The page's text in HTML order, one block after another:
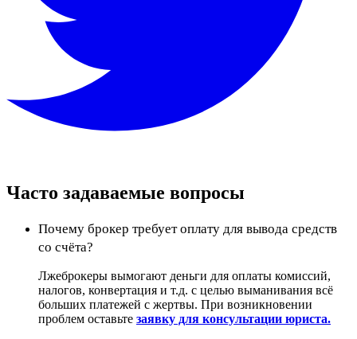
Часто задаваемые вопросы
Почему брокер требует оплату для вывода средств
со счёта?
Лжеброкеры вымогают деньги для оплаты комиссий,
налогов, конвертация и т.д. с целью выманивания всё
больших платежей с жертвы. При возникновении
проблем оставьте заявку для консультации юриста.